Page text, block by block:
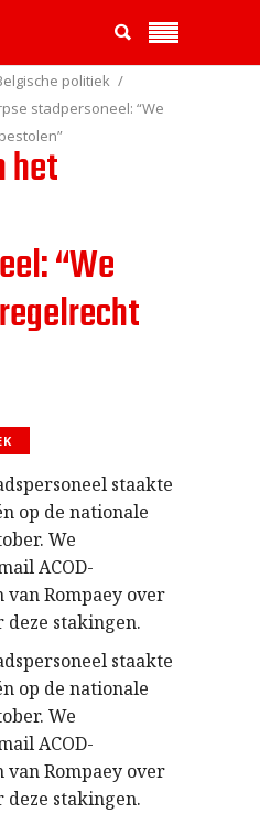
politiek
stadpersoneel: “We
het
“We
staakte
op de nationale
We
ACOD-
Rompaey over
deze stakingen.
staakte
op de nationale
We
ACOD-
Rompaey over
deze stakingen.